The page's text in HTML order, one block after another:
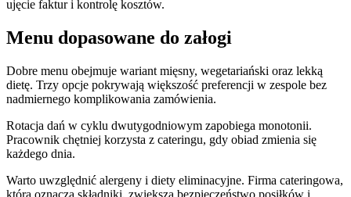
ujęcie faktur i kontrolę kosztów.
Menu dopasowane do załogi
Dobre menu obejmuje wariant mięsny, wegetariański oraz lekką
dietę. Trzy opcje pokrywają większość preferencji w zespole bez
nadmiernego komplikowania zamówienia.
Rotacja dań w cyklu dwutygodniowym zapobiega monotonii.
Pracownik chętniej korzysta z cateringu, gdy obiad zmienia się
każdego dnia.
Warto uwzględnić alergeny i diety eliminacyjne. Firma cateringowa,
która oznacza składniki, zwiększa bezpieczeństwo posiłków i